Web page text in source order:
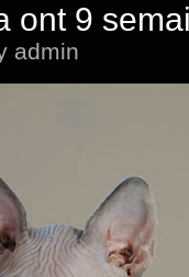
ont 9
admin